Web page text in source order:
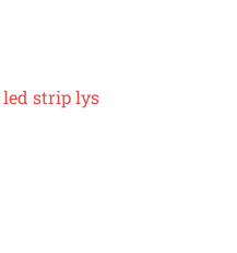
led strip lys